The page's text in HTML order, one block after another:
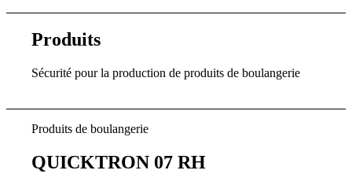
Produits
Sécurité pour la production de produits de boulangerie
Produits de boulangerie
QUICKTRON 07 RH